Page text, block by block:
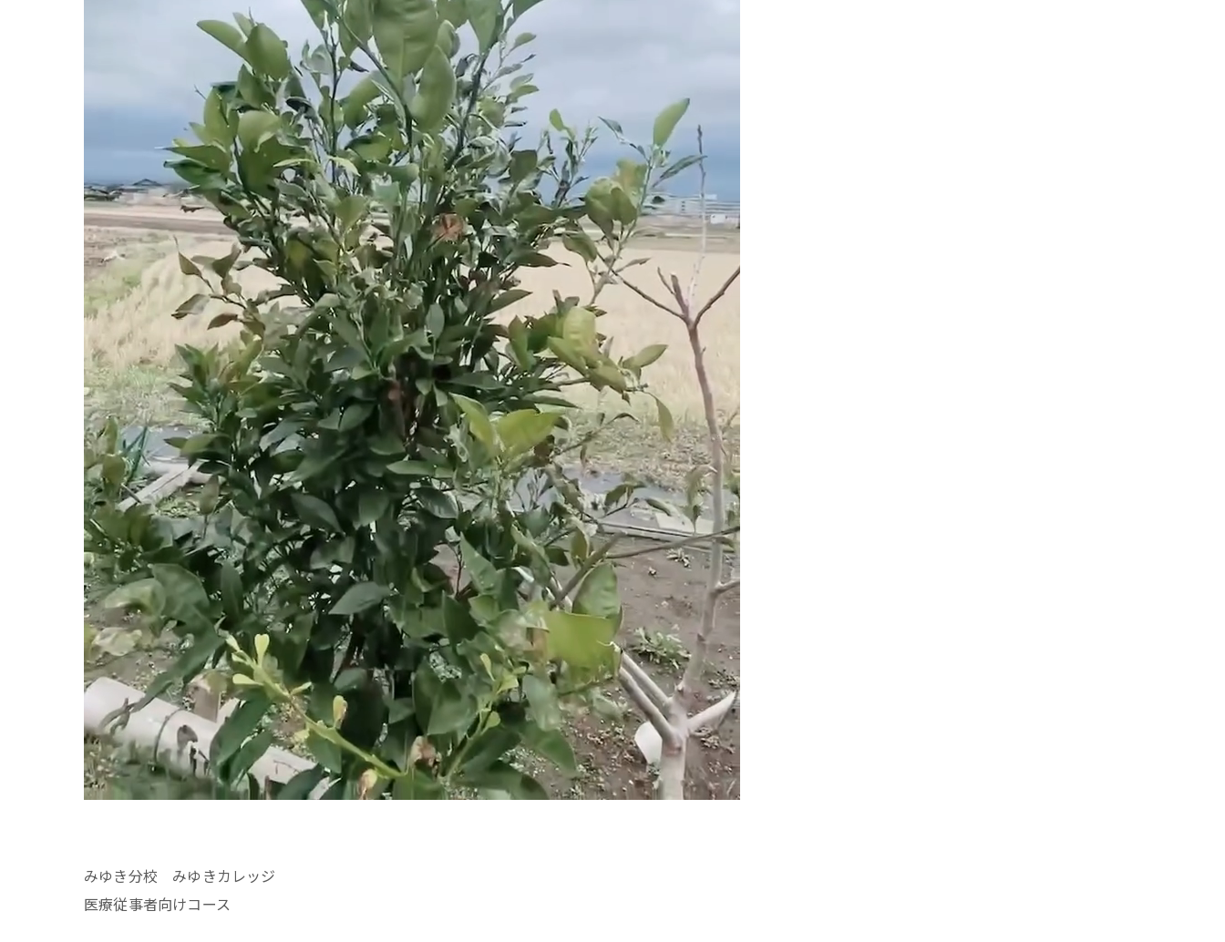
みゆき分校 みゆきカレッジ
医療従事者向けコース